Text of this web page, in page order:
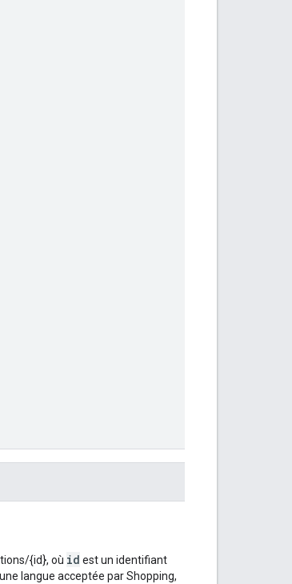
{id}, où id est un identifiant
langue acceptée par Shopping,